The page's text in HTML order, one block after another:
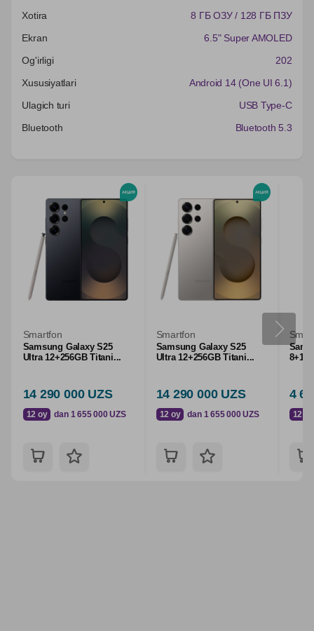
Xotira
8 ГБ ОЗУ / 128 ГБ ПЗУ
Ekran
6.5" Super AMOLED
Og'irligi
202
Xususiyatlari
Android 14 (One UI 6.1)
Ulagich turi
USB Type-C
Bluetooth
Bluetooth 5.3
Smartfon
Samsung Galaxy S25
Ultra 12+256GB Titani...
14 290 000 UZS
12 oy dan 1 655 000 UZS
Smartfon
Samsung Galaxy S25
Ultra 12+256GB Titani...
14 290 000 UZS
12 oy dan 1 655 000 UZS
4
12 oy